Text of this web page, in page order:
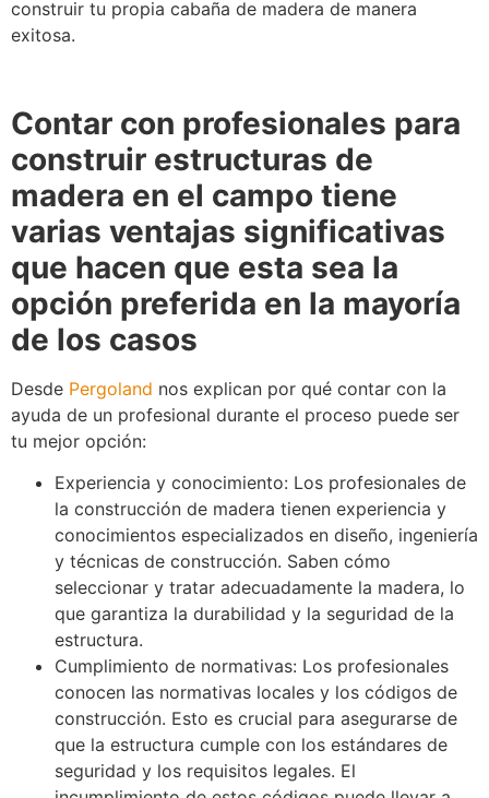
construir tu propia cabaña de madera de manera
exitosa.
Contar con profesionales para
construir estructuras de
madera en el campo tiene
varias ventajas significativas
que hacen que esta sea la
opción preferida en la mayoría
de los casos
Desde Pergoland nos explican por qué contar con la
ayuda de un profesional durante el proceso puede ser
tu mejor opción:
Experiencia y conocimiento: Los profesionales de
la construcción de madera tienen experiencia y
conocimientos especializados en diseño, ingeniería
y técnicas de construcción. Saben cómo
seleccionar y tratar adecuadamente la madera, lo
que garantiza la durabilidad y la seguridad de la
estructura.
Cumplimiento de normativas: Los profesionales
conocen las normativas locales y los códigos de
construcción. Esto es crucial para asegurarse de
que la estructura cumple con los estándares de
seguridad y los requisitos legales. El